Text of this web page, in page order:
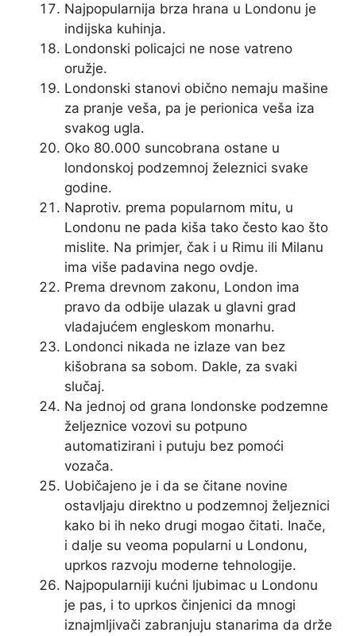
Najpopularnija brza hrana u Londonu je
indijska kuhinja.
Londonski policajci ne nose vatreno
oružje.
Londonski stanovi obično nemaju mašine
za pranje veša, pa je perionica veša iza
svakog ugla.
Oko 80.000 suncobrana ostane u
londonskoj podzemnoj železnici svake
godine.
Naprotiv. prema popularnom mitu, u
Londonu ne pada kiša tako često kao što
mislite. Na primjer, čak i u Rimu ili Milanu
ima više padavina nego ovdje.
Prema drevnom zakonu, London ima
pravo da odbije ulazak u glavni grad
vladajućem engleskom monarhu.
Londonci nikada ne izlaze van bez
kišobrana sa sobom. Dakle, za svaki
slučaj.
Na jednoj od grana londonske podzemne
željeznice vozovi su potpuno
automatizirani i putuju bez pomoći
vozača.
Uobičajeno je i da se čitane novine
ostavljaju direktno u podzemnoj željeznici
kako bi ih neko drugi mogao čitati. Inače,
i dalje su veoma popularni u Londonu,
uprkos razvoju moderne tehnologije.
Najpopularniji kućni ljubimac u Londonu
je pas, i to uprkos činjenici da mnogi
iznajmljivači zabranjuju stanarima da drže